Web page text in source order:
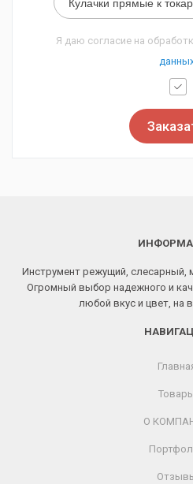
Я даю согласие на
Инструмент режущий, слесарный,
Огромный выбор надежного и
любой вкус и цвет, на
О